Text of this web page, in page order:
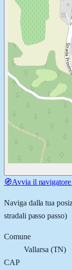
🧭Avvia il navigatore
Naviga dalla tua
stradali passo passo)
Comune
Vallarsa (TN)
CAP